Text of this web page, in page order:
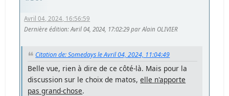
Avril 04, 2024, 16:56:59
Dernière édition: Avril 04, 2024, 17:02:29 par Alain OLIVIER
Citation de: Somedays le Avril 04, 2024, 11:04:49
Belle vue, rien à dire de ce côté-là. Mais pour la
discussion sur le choix de matos,elle n'apporte
pas grand-chose.